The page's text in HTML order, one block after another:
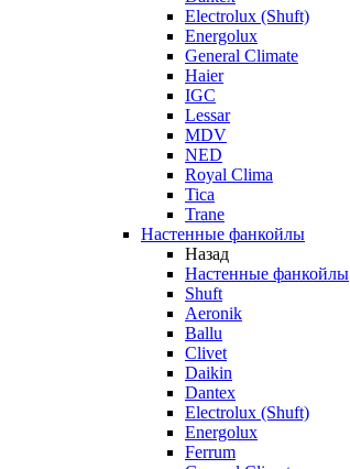
Electrolux (Shuft)
Energolux
General Climate
Haier
IGC
Lessar
MDV
NED
Royal Clima
Tica
Trane
Настенные фанкойлы
Назад
Настенные фанкойлы
Shuft
Aeronik
Ballu
Clivet
Daikin
Dantex
Electrolux (Shuft)
Energolux
Ferrum